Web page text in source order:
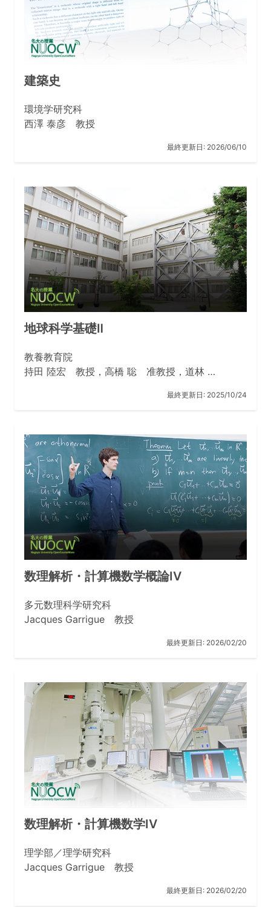
建築史
環境学研究科
西澤 泰彦 教授
最終更新日: 2026/06/10
地球科学基礎Ⅱ
教養教育院
持田 陸宏 教授，高橋 聡 准教授，道林 …
最終更新日: 2025/10/24
数理解析・計算機数学概論IV
多元数理科学研究科
Jacques Garrigue 教授
最終更新日: 2026/02/20
数理解析・計算機数学IV
理学部／理学研究科
Jacques Garrigue 教授
最終更新日: 2026/02/20